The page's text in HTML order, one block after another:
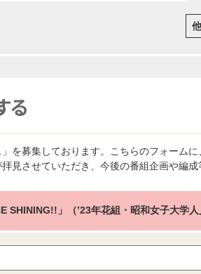
を募集しております。こちらのフォーム
見させていただき、今後の番組企画や編成
SHINING!!」（’23年花組・昭和女子大学人